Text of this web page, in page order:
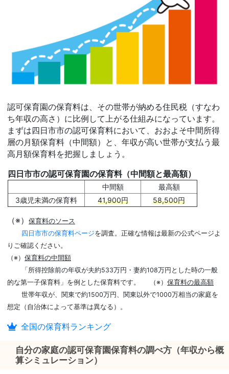
認可保育園の保育料は、その世帯が納める住民税（すなわ
ち年収の高さ）に比例して上がる仕組みになっています。
まずは四日市市の認可保育料において、おおよそ中間所得
層の月額保育料（中間額）と、年収が高い世帯が支払う最
高月額保育料を把握しましょう。
四日市市の認可保育園の保育料（中間額と最高額）
中間額
最高額
3歳児未満の保育料
41,900円 58,500円
（※）
保育料のソース
四日市市の保育料ページを調査。正確な情報は最新の公式ページよ
りご確認ください。
（※） 保育料の中間額
「所得控除前の年収が夫約533万円・妻約108万円とした時の一般
的な第一子保育料」を例とした保育料です。
（※） 保育料の最高額
世帯年収が、関東で約1500万円、関東以外で1000万相当の家庭を
想定（自治体によって基準は異なる）。
全国の保育料ランキング
自分の家庭の認可保育園保育料の調べ方（年収から概
算シミュレーション）